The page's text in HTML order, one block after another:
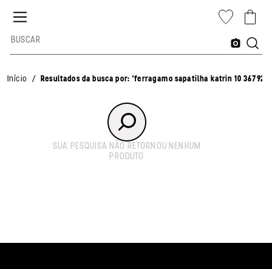
Início / Resultados da busca por: 'ferragamo sapatilha katrin 10
SUA PESQUISA NÃO RETORNOU NENHUM
PRODUTO